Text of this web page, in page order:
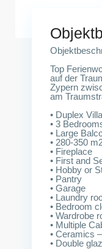
Top
auf der
Zypern
am
• Duplex
• 3
• Large
• 280-350
• Fireplace
• First and
• Hobby or
• Pantry
• Garage
• Laundry
• Bedroom
• Wardrobe
• Multiple
• Ceramics
• Double